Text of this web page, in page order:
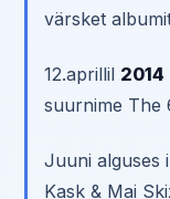
värsket
12.aprillil 2014
suurnime The
Juuni alguses
Kask & Mai